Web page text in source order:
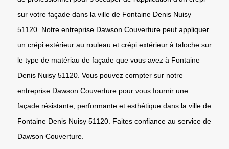
sur votre façade dans la ville de Fontaine Denis Nuisy
51120. Notre entreprise Dawson Couverture peut appliquer
un crépi extérieur au rouleau et crépi extérieur à taloche sur
le type de matériau de façade que vous avez à Fontaine
Denis Nuisy 51120. Vous pouvez compter sur notre
entreprise Dawson Couverture pour vous fournir une
façade résistante, performante et esthétique dans la ville de
Fontaine Denis Nuisy 51120. Faites confiance au service de
Dawson Couverture.